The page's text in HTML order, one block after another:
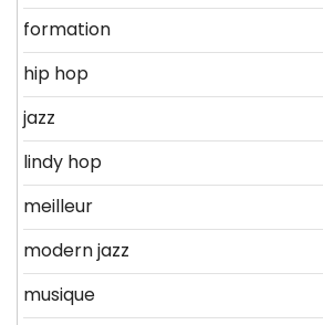
formation
hip hop
jazz
lindy hop
meilleur
modern jazz
musique